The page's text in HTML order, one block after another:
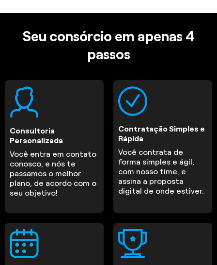
Seu consórcio em apenas 4
passos
Consultoria
Personalizada
Você entra em contato
conosco, e nós te
passamos o melhor
plano, de acordo com o
seu objetivo!
Contratação Simples e
Rápida
Você contrata de
forma simples e ágil,
com nosso time, e
assina a proposta
digital de onde estiver.